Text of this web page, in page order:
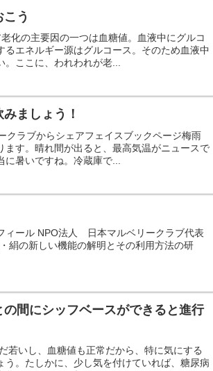
う
化の主要因の一つは血糖値。血液中にグルコ
エネルギー源はグルコース。そのため血液中
ここに、われわれが老...
ましょう！
クラブからシェアフェイスブックページ梅雨
す。晴れ間が出ると、最高気温がニュースで
暑いですね。冷蔵庫で...
ィール NPO法人 日本マルベリークラブ代表
絹の新しい機能の解明とその利用方法の研
間にシッフベースができると進行
若いし、血糖値も正常だから、特に気にする
。たしかに、少し気を付けていれば、糖尿病